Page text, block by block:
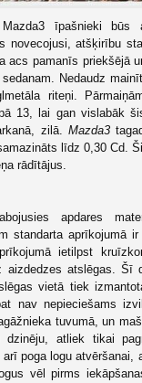
Mazda3 īpašnieki
novecojusi, atšķirību
acs pamanīs priekšējā
sedanam. Nedaudz
riteņi.
13, lai gan vislabāk
zilā. Mazda3
līdz 0,30 Cd.
rādītājus.
apdares
standarta aprīkojumā
ietilpst
aizdedzes atslēgas. Šī
vietā tiek
nav nepieciešams
tuvumā, un
dzinēju, atliek tikai
poga logu
vēl pirms